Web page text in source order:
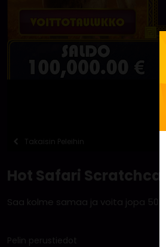
Takaisin Peleihin
Hot Safari
Saa kolme samaa ja voita jopa 50
Pelin perustiedot